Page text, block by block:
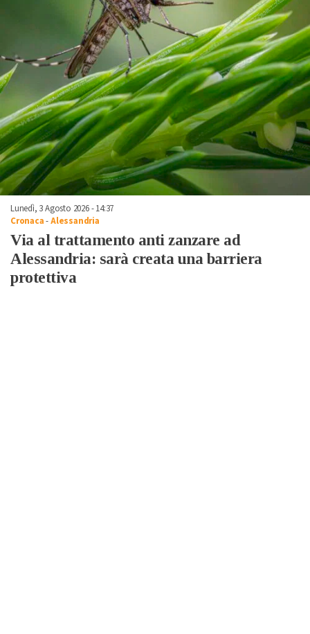
Lunedì, 3 Agosto 2026 - 14:37
Cronaca-Alessandria
Via al trattamento anti zanzare ad
Alessandria: sarà creata una barriera
protettiva